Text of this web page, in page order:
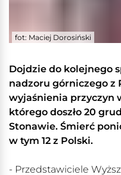
fot: Maciej Dorosiński
Dojdzie do kolejnego
nadzoru górniczego z
wyjaśnienia przyczyn
którego doszło 20
Stonawie. Śmierć
w tym 12 z Polski.
- Przedstawiciele